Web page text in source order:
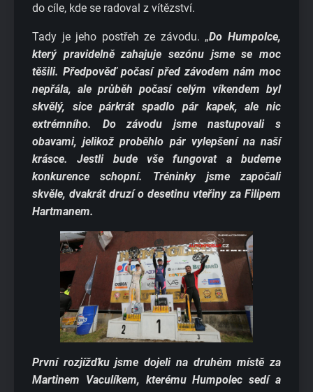
do cíle, kde se radoval z vítězství.
Tady je jeho postřeh ze závodu. „Do Humpolce,
který pravidelně zahajuje sezónu jsme se moc
těšili. Předpověď počasí před závodem nám moc
nepřála, ale průběh počasí celým víkendem byl
skvělý, sice párkrát spadlo pár kapek, ale nic
extrémního. Do závodu jsme nastupovali s
obavami, jelikož proběhlo pár vylepšení na naší
krásce. Jestli bude vše fungovat a budeme
konkurence schopní. Tréninky jsme započali
skvěle, dvakrát druzí o desetinu vteřiny za Filipem
Hartmanem.
První rozjížďku jsme dojeli na druhém místě za
Martinem Vaculíkem, kterému Humpolec sedí a